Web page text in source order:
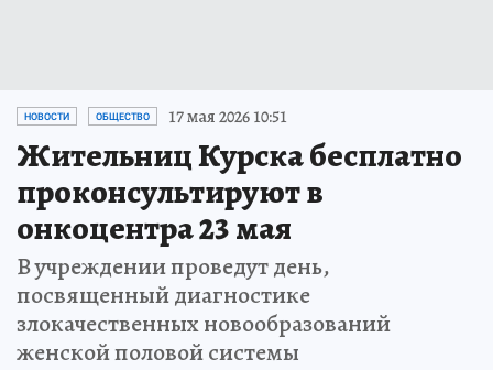
НОВОСТИ ОБЩЕСТВО 17 мая 2026 10:51
Жительниц Курска бесплатно
проконсультируют в
онкоцентра 23 мая
В учреждении проведут день,
посвященный диагностике
злокачественных новообразований
женской половой системы